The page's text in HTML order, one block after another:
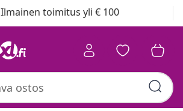
Ilmainen toimitus yli € 100